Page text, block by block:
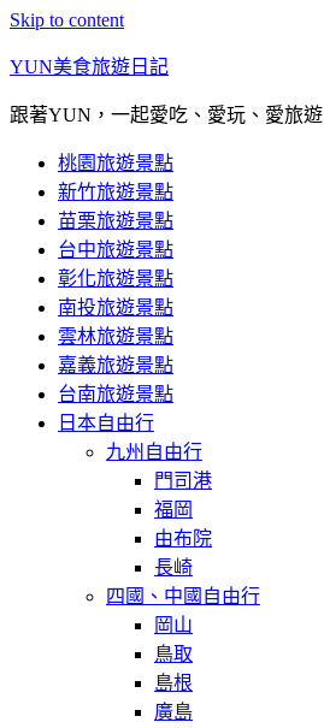
Skip to content
YUN美食旅遊日記
跟著YUN，一起愛吃、愛玩、愛旅遊
桃園旅遊景點
新竹旅遊景點
苗栗旅遊景點
台中旅遊景點
彰化旅遊景點
南投旅遊景點
雲林旅遊景點
嘉義旅遊景點
台南旅遊景點
日本自由行
九州自由行
門司港
福岡
由布院
長崎
四國、中國自由行
岡山
鳥取
島根
廣島